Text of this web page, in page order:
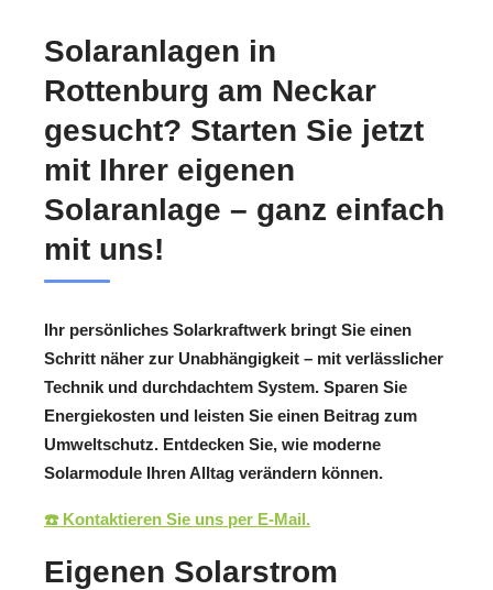
Solaranlagen in
Rottenburg am Neckar
gesucht? Starten Sie jetzt
mit Ihrer eigenen
Solaranlage – ganz einfach
mit uns!
Ihr persönliches Solarkraftwerk bringt Sie einen
Schritt näher zur Unabhängigkeit – mit verlässlicher
Technik und durchdachtem System. Sparen Sie
Energiekosten und leisten Sie einen Beitrag zum
Umweltschutz. Entdecken Sie, wie moderne
Solarmodule Ihren Alltag verändern können.
☎️ Kontaktieren Sie uns per E-Mail.
Eigenen Solarstrom